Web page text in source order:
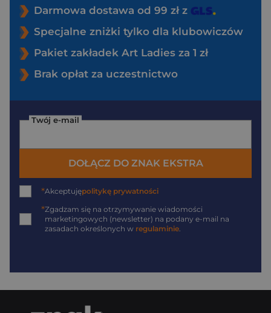
Darmowa dostawa od 99 zł z
Specjalne zniżki tylko dla klubowiczów
Pakiet zakładek Art Ladies za 1 zł
Brak opłat za uczestnictwo
Twój e-mail
DOŁĄCZ DO ZNAK EKSTRA
*Akceptujępolitykę prywatności
*Zgadzam się na otrzymywanie wiadomości
marketingowych (newsletter) na podany e-mail na
zasadach określonych w regulaminie.